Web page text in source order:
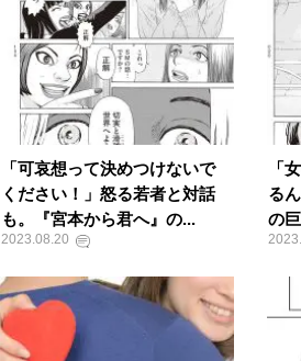
「可哀想って決めつけないで
ください！」怒る若者と対話
も。『宮本から君へ』の...
2023.08.20
「
る
の